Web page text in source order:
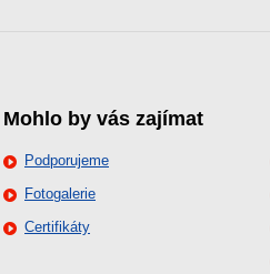
Mohlo by vás zajímat
Podporujeme
Fotogalerie
Certifikáty